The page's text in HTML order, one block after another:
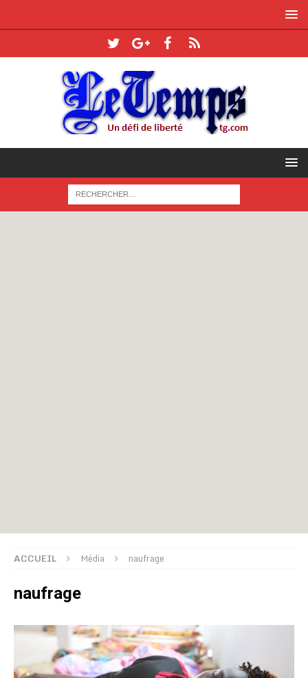
ACCUEIL Média naufrage
naufrage